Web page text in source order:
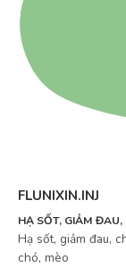
FLUNIXIN.INJ
HẠ SỐT, GIẢM ĐAU,
Hạ sốt, giảm đau,
chó, mèo